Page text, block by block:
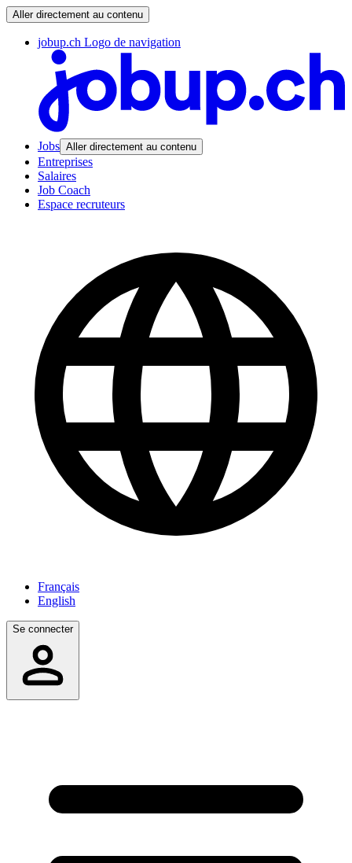
Aller directement au contenu
jobup.ch Logo de navigation
Jobs Aller directement au contenu
Entreprises
Salaires
Job Coach
Espace recruteurs
Français
English
Se connecter